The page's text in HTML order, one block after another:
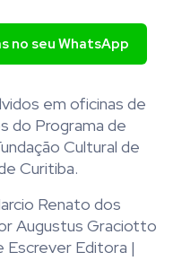
no seu WhatsApp
em oficinas de
do Programa de
Cultural de
Curitiba.
Renato dos
Augustus Graciotto
Escrever Editora |